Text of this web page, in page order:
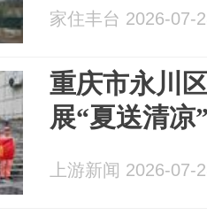
家住丰台 2026-07-
重庆市永川
展“夏送清凉
上游新闻 2026-07-